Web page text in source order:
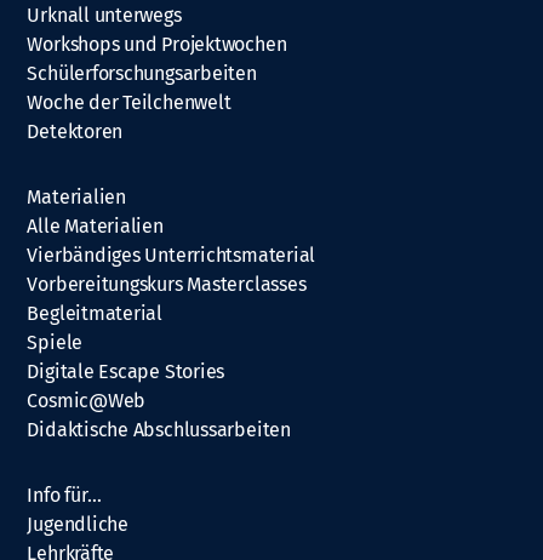
Urknall unterwegs
Workshops und Projektwochen
Schülerforschungsarbeiten
Woche der Teilchenwelt
Detektoren
Materialien
Alle Materialien
Vierbändiges Unterrichtsmaterial
Vorbereitungskurs Masterclasses
Begleitmaterial
Spiele
Digitale Escape Stories
Cosmic@Web
Didaktische Abschlussarbeiten
Info für…
Jugendliche
Lehrkräfte